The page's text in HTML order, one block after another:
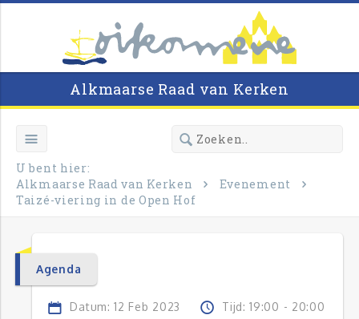
Alkmaarse Raad van Kerken
U bent hier:
Alkmaarse Raad van Kerken
Evenement
Taizé-viering in de Open Hof
Agenda
Datum: 12 Feb 2023 Tijd: 19:00 - 20:00